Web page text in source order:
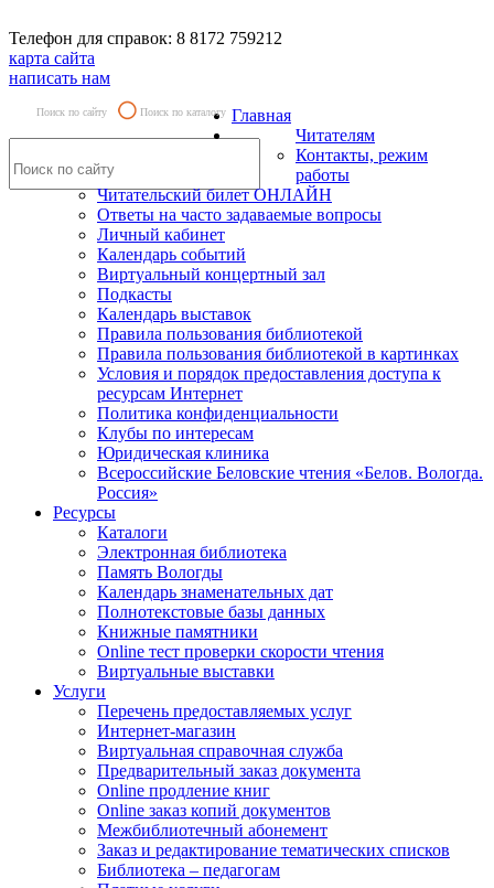
Телефон для справок: 8 8172 759212
карта сайта
написать нам
Поиск по сайту Поиск по каталогу Главная
Читателям
Контакты, режим
работы
Читательский билет ОНЛАЙН
Ответы на часто задаваемые вопросы
Личный кабинет
Календарь событий
Виртуальный концертный зал
Подкасты
Календарь выставок
Правила пользования библиотекой
Правила пользования библиотекой в картинках
Условия и порядок предоставления доступа к
ресурсам Интернет
Политика конфиденциальности
Клубы по интересам
Юридическая клиника
Всероссийские Беловские чтения «Белов. Вологда.
Россия»
Ресурсы
Каталоги
Электронная библиотека
Память Вологды
Календарь знаменательных дат
Полнотекстовые базы данных
Книжные памятники
Online тест проверки скорости чтения
Виртуальные выставки
Услуги
Перечень предоставляемых услуг
Интернет-магазин
Виртуальная справочная служба
Предварительный заказ документа
Online продление книг
Online заказ копий документов
Межбиблиотечный абонемент
Заказ и редактирование тематических списков
Библиотека – педагогам